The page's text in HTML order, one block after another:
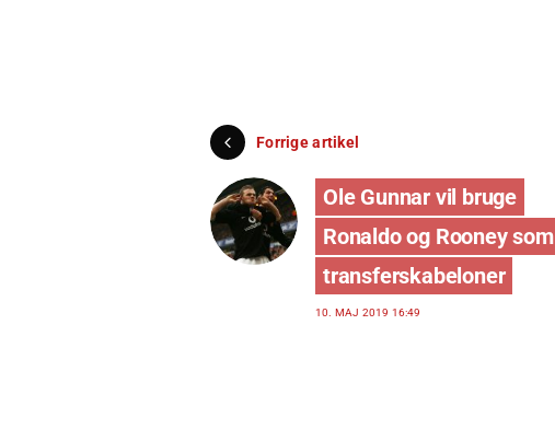
Forrige artikel
Ole Gunnar vil bruge
Ronaldo og Rooney som
transferskabeloner
10. MAJ 2019 16:49